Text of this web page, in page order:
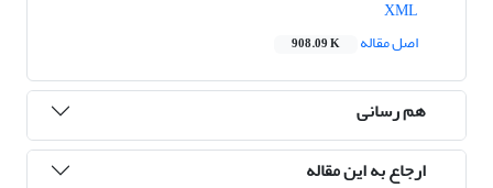
اصل مقاله
908.09 K
هم رسانی
ارجاع به این مقاله